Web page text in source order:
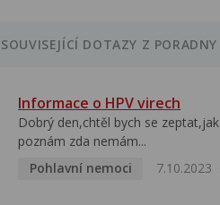
SOUVISEJÍCÍ DOTAZY Z PORADNY
Informace o HPV virech
Dobrý den,chtěl bych se zeptat,jak
poznám zda nemám...
Pohlavní nemoci
7.10.2023